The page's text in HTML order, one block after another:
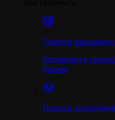
Прокси
Управляете
Хроме
Прокси